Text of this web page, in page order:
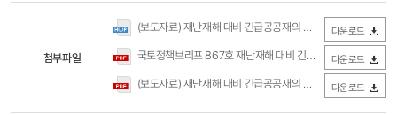
첨부파일
(보도자료) 재난재해 대비 긴급공공재의 비축전달체계 개선방향(국토연구원).hwp 다운로드
국토정책브리프 867호 재난재해 대비 긴급공공재의 비축전달체계 개선방향(국토연구원).pdf 다운로드
(보도자료) 재난재해 대비 긴급공공재의 비축전달체계 개선방향(국토연구원).pdf 다운로드